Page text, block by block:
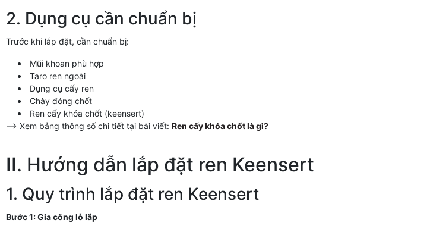
2. Dụng cụ cần chuẩn bị
Trước khi lắp đặt, cần chuẩn bị:
Mũi khoan phù hợp
Taro ren ngoài
Dụng cụ cấy ren
Chày đóng chốt
Ren cấy khóa chốt (keensert)
--> Xem bảng thông số chi tiết tại bài viết: Ren cấy khóa chốt là gì?
II. Hướng dẫn lắp đặt ren Keensert
1. Quy trình lắp đặt ren Keensert
Bước 1: Gia công lỗ lắp